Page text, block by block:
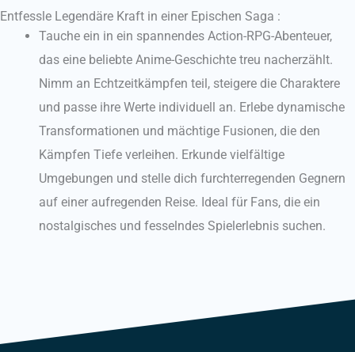
Entfessle Legendäre Kraft in einer Epischen Saga :
Tauche ein in ein spannendes Action-RPG-Abenteuer,
das eine beliebte Anime-Geschichte treu nacherzählt.
Nimm an Echtzeitkämpfen teil, steigere die Charaktere
und passe ihre Werte individuell an. Erlebe dynamische
Transformationen und mächtige Fusionen, die den
Kämpfen Tiefe verleihen. Erkunde vielfältige
Umgebungen und stelle dich furchterregenden Gegnern
auf einer aufregenden Reise. Ideal für Fans, die ein
nostalgisches und fesselndes Spielerlebnis suchen.